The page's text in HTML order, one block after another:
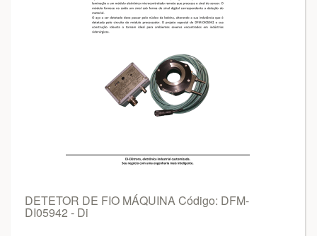
DETETOR DE FIO MÁQUINA Código: DFM-
DI05942 - Di